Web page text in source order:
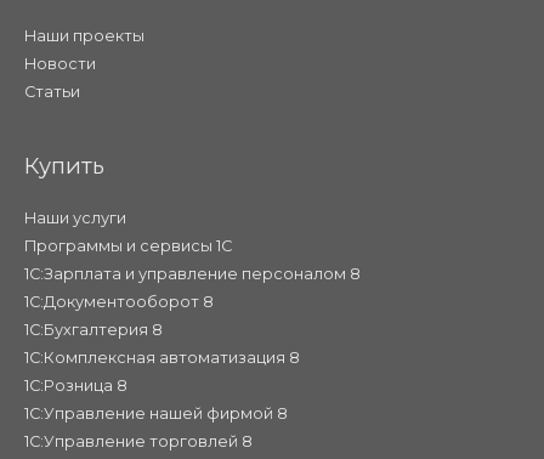
Наши проекты
Новости
Статьи
Купить
Наши услуги
Программы и сервисы 1С
1С:Зарплата и управление персоналом 8
1С:Документооборот 8
1С:Бухгалтерия 8
1С:Комплексная автоматизация 8
1С:Розница 8
1С:Управление нашей фирмой 8
1С:Управление торговлей 8